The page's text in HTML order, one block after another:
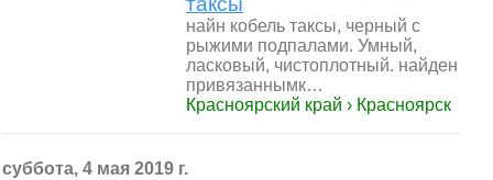
найн кобель таксы, черный с
рыжими подпалами. Умный,
ласковый, чистоплотный. найден
привязаннымк…
Красноярский край › Красноярск
суббота, 4 мая 2019 г.